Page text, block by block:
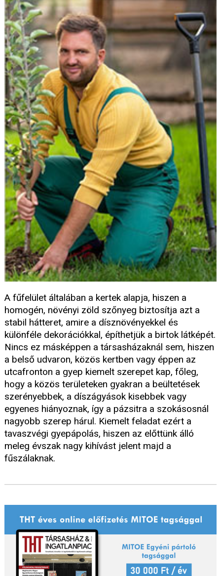
A fűfelület általában a kertek alapja, hiszen a
homogén, növényi zöld szőnyeg biztosítja azt a
stabil hátteret, amire a dísznövényekkel és
különféle dekorációkkal, építhetjük a birtok látképét.
Nincs ez másképpen a társasházaknál sem, hiszen
a belső udvaron, közös kertben vagy éppen az
utcafronton a gyep kiemelt szerepet kap, főleg,
hogy a közös területeken gyakran a beültetések
szerényebbek, a díszágyások kisebbek vagy
egyenes hiányoznak, így a pázsitra a szokásosnál
nagyobb szerep hárul. Kiemelt feladat ezért a
tavaszvégi gyepápolás, hiszen az előttünk álló
meleg évszak nagy kihívást jelent majd a
fűszálaknak.